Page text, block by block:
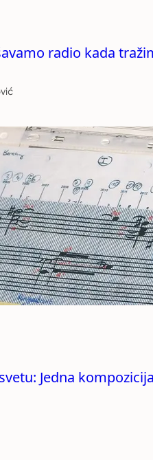
radio kada
Jedna